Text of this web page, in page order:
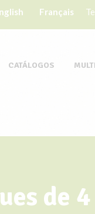
Français
CATÁLOGOS
de